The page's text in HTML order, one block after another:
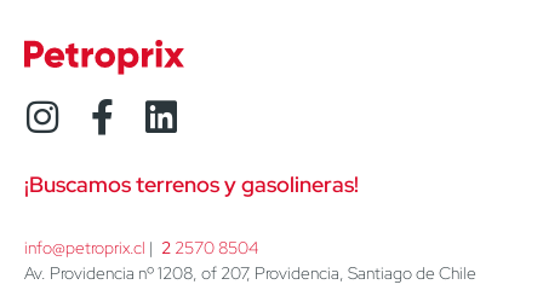
¡Buscamos terrenos y gasolineras!
info@petroprix.cl | 2 2570 8504
Av. Providencia nº 1208, of 207, Providencia, Santiago de Chile